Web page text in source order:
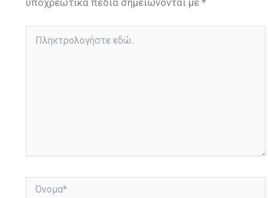
υποχρεωτικά πεδία σημειώνονται με*
εδώ..